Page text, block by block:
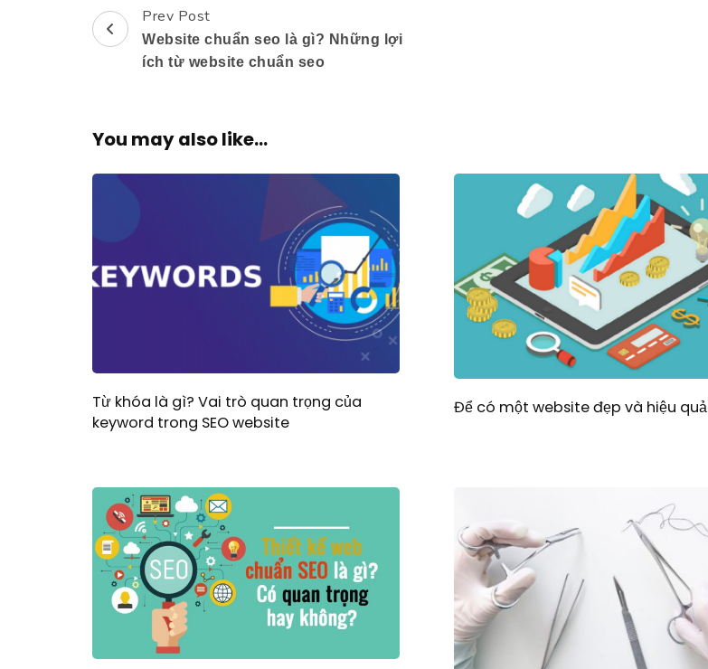
Post
Navigation
Prev Post
Website chuẩn seo là gì? Những lợi
ích từ website chuẩn seo
You may also like...
Từ khóa là gì? Vai trò quan trọng của
keyword trong SEO website
Để có một website đẹp và hiệu quả